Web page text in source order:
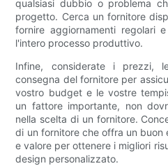
qualsiasi dubbio o problema
progetto. Cerca un fornitore
fornire aggiornamenti regolari
l'intero processo produttivo.
Infine, considerate i prezzi,
consegna del fornitore per
vostro budget e le vostre
un fattore importante, non
nella scelta di un fornitore.
di un fornitore che offra un buon
e valore per ottenere i migliori
design personalizzato.